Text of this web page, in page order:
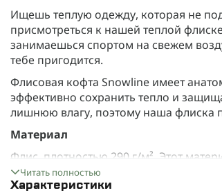
Ищешь теплую одежду, которая не
присмотреться к нашей теплой
занимаешься спортом на свежем
тебе пригодится.
Флисовая кофта Snowline имеет
эффективно сохранить тепло и
лишнюю влагу, поэтому наша флиска
Материал
Флис, плотностью 290 г/м². Этот
требует особого ухода. Благодаря
отвлекаться на дискомфортные
Читать полностью
Характеристики